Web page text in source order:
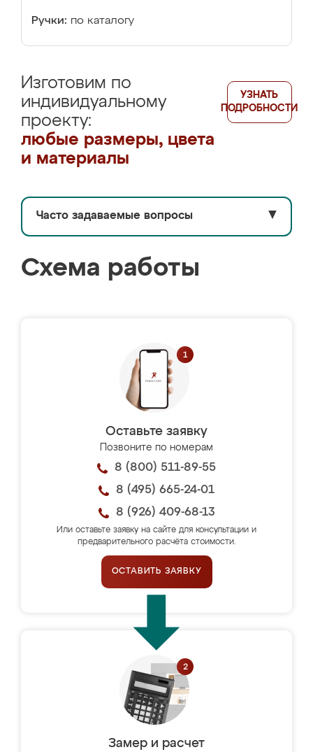
Ручки: по каталогу
Изготовим по
индивидуальному
проекту:
любые размеры, цвета
и материалы
УЗНАТЬ
ПОДРОБНОСТИ
Часто задаваемые вопросы ▼
Схема работы
Оставьте заявку
Позвоните по номерам
8 (800) 511-89-55
8 (495) 665-24-01
8 (926) 409-68-13
Или оставьте заявку на сайте для консультации и
предварительного расчёта стоимости.
ОСТАВИТЬ ЗАЯВКУ
Замер и расчет